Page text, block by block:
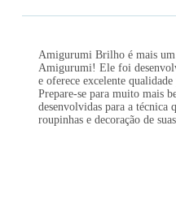
Amigurumi Brilho é mais
Amigurumi! Ele foi
e oferece excelente
Prepare-se para muito mais
desenvolvidas para a técnica
roupinhas e decoração de